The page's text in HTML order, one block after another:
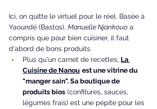
Ici, on quitte le virtuel pour le réel. Basée à
Yaoundé (Bastos), Manuelle Njankouo a
compris que pour bien cuisiner, il faut
d'abord de bons produits.
Plus qu'un carnet de recettes, La
Cuisine de Nanou est une vitrine du
"manger sain". Sa boutique de
produits bios (confitures, sauces,
légumes frais) est une pépite pour les